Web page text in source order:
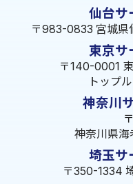
仙台サ
〒983-0833 宮城県
東京サ
〒140-0001
トップ
神奈川
神奈川県海
埼玉サ
〒350-1334